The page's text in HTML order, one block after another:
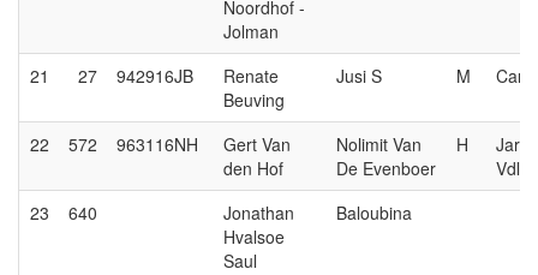
Noordhof -
Jolman
21
27 942916JB
Renate
Beuving
Jusi S M
22 572 963116NH
Gert Van
den Hof
Nolimit Van
De Evenboer
H
Vdl
23
640
Jonathan
Hvalsoe
Saul
Baloubina